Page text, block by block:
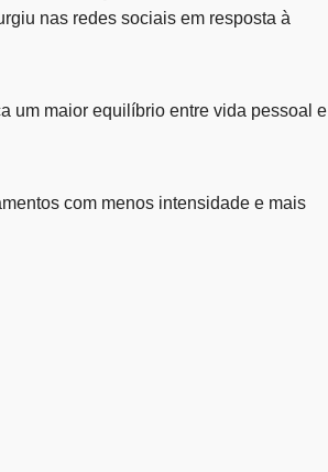
nas redes sociais em resposta à
um maior equilíbrio entre vida pessoal e
com menos intensidade e mais